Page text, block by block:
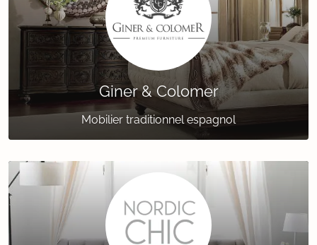
Giner & Colomer
Mobilier traditionnel espagnol